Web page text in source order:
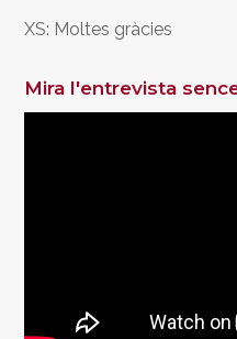
XS: Moltes gràcies
Mira l'entrevista